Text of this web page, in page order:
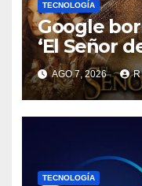
TECNOLOGÍA
Google
‘El Señor
reabre el
propiedad
AGO 7, 2026
TECNOLOGÍA